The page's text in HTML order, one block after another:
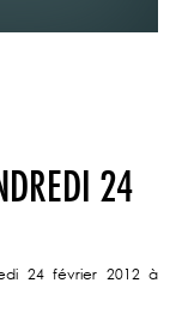
24
24 février 2012 à